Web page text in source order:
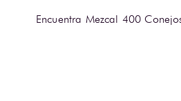
Encuentra Mezcal 400